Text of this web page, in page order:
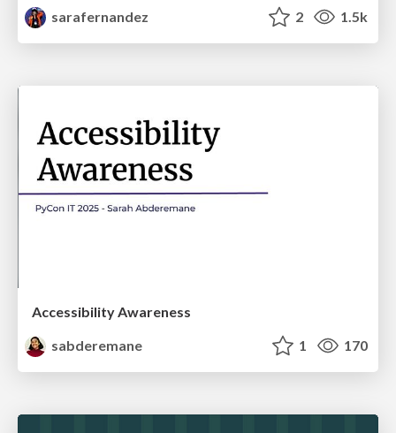
sarafernandez
2 1.5k
Accessibility Awareness
sabderemane
1 170